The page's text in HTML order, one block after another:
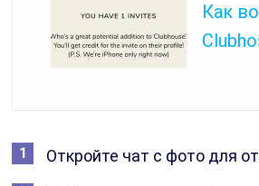
Как
Откройте чат с фото для